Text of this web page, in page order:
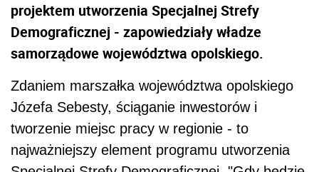
projektem utworzenia Specjalnej Strefy
Demograficznej - zapowiedziały władze
samorządowe województwa opolskiego.
Zdaniem marszałka województwa opolskiego
Józefa Sebesty, ściąganie inwestorów i
tworzenie miejsc pracy w regionie - to
najważniejszy element programu utworzenia